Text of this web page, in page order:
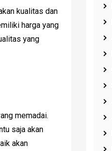
kualitas dan
harga yang
yang
memadai.
saja akan
akan